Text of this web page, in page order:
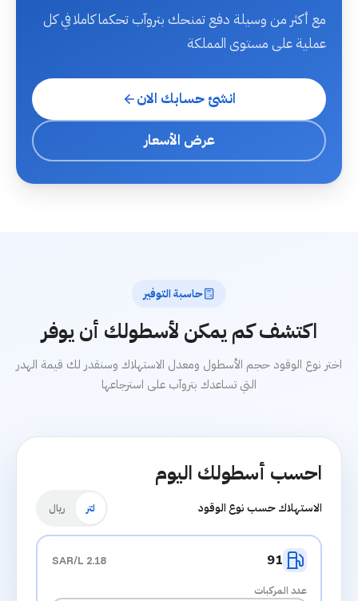
مع أكثر من وسيلة دفع تمنحك بتروآب تحكما كاملا في كل
عملية على مستوى المملكة
انشئ حسابك الان
عرض الأسعار
حاسبة التوفير
اكتشف كم يمكن لأسطولك أن يوفر
اختر نوع الوقود حجم الأسطول ومعدل الاستهلاك وسنقدر لك قيمة الهدر
التي تساعدك بتروآب على استرجاعها
احسب أسطولك اليوم
الاستهلاك حسب نوع الوقود لتر ريال
91
2.18 SAR/L
عدد المركبات